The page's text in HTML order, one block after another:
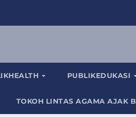
PUBLIKEDUKASI
TOKOH LINTAS AGAMA AJAK